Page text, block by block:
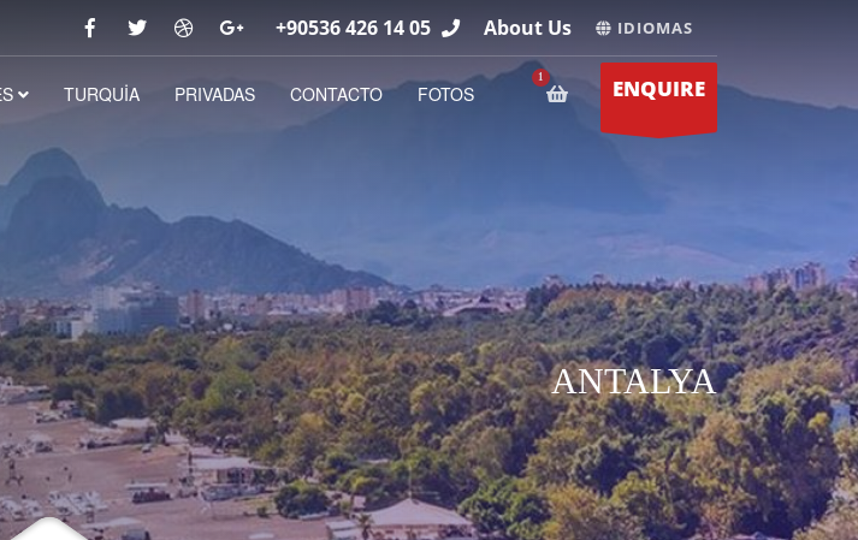
+90536 426 14 05 About Us IDIOMAS
TURQUİA PRIVADAS CONTACTO FOTOS ENQUIRE
ANTALYA